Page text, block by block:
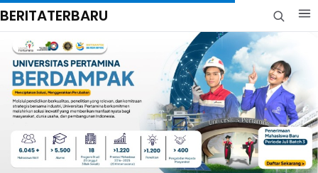
BERITATERBARU